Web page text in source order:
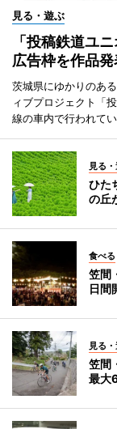
見る・遊ぶ
「投稿鉄道ユ
広告枠を作品
茨城県にゆかりのあ
ィブプロジェクト「
線の車内で行われてい
見る
ひた
の丘
食べる
笠間
日間
見る
笠間
最大